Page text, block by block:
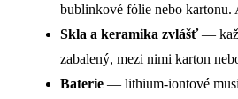
bublinkové fólie nebo kartonu.
Skla a keramika zvlášť—
zabalený, mezi nimi karton
Baterie — lithium-iontové